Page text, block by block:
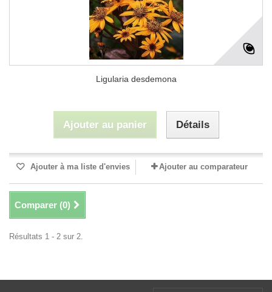
Ligularia desdemona
Ajouter au panier Détails
Ajouter à ma liste d'envies Ajouter au comparateur
Comparer (0)
Résultats 1 - 2 sur 2.